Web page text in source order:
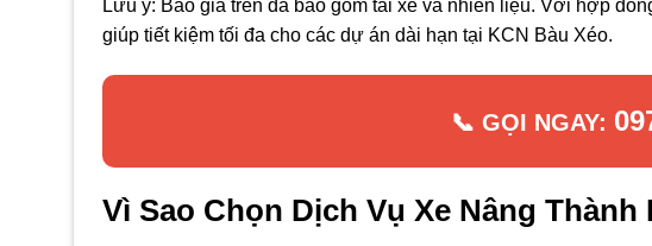
Lưu ý: Báo giá trên đã bao gồm tài xế và nhiên liệu. Với hợp
giúp tiết kiệm tối đa cho các dự án dài hạn tại KCN Bàu Xéo.
📞 GỌI NGAY:
Vì Sao Chọn Dịch Vụ Xe Nâng Thành